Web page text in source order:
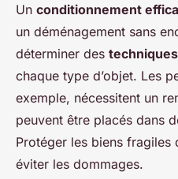
Un conditionnement
un déménagement sans
déterminer des
chaque type d’objet. Les
exemple, nécessitent un
peuvent être placés dans
Protéger les biens
éviter les dommages.